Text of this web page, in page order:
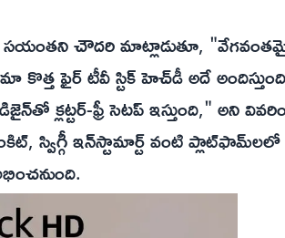
చౌదరి మాట్లాడుతూ, "వేగవంతమైన
కొత్త ఫైర్ టీవీ స్టిక్ హెచ్‌డీ అదే
క్లట్టర్-ఫ్రీ సెటప్ ఇస్తుంది," అని
స్విగ్గీ ఇన్‌స్టామార్ట్ వంటి ప్లాట్‌ఫామ్‌లలో